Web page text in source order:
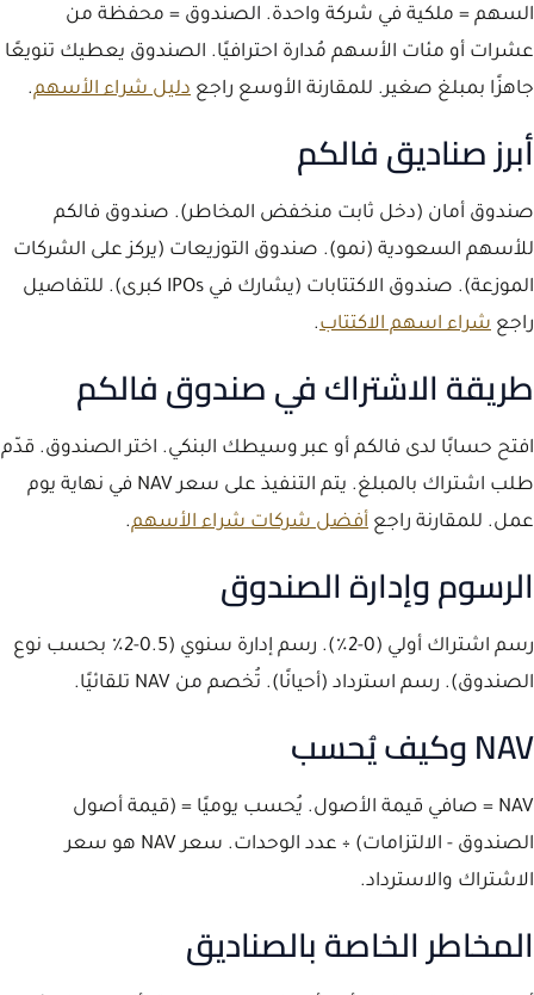
السهم = ملكية في شركة واحدة. الصندوق = محفظة من
عشرات أو مئات الأسهم مُدارة احترافيًا. الصندوق يعطيك تنويعًا
جاهزًا بمبلغ صغير. للمقارنة الأوسع راجع دليل شراء الأسهم.
أبرز صناديق فالكم
صندوق أمان (دخل ثابت منخفض المخاطر). صندوق فالكم
للأسهم السعودية (نمو). صندوق التوزيعات (يركز على الشركات
الموزعة). صندوق الاكتتابات (يشارك في IPOs كبرى). للتفاصيل
راجع شراء اسهم الاكتتاب.
طريقة الاشتراك في صندوق فالكم
افتح حسابًا لدى فالكم أو عبر وسيطك البنكي. اختر الصندوق. قدّم
طلب اشتراك بالمبلغ. يتم التنفيذ على سعر NAV في نهاية يوم
عمل. للمقارنة راجع أفضل شركات شراء الأسهم.
الرسوم وإدارة الصندوق
رسم اشتراك أولي (0-2٪). رسم إدارة سنوي (0.5-2٪ بحسب نوع
الصندوق). رسم استرداد (أحيانًا). تُخصم من NAV تلقائيًا.
NAV وكيف يُحسب
NAV = صافي قيمة الأصول. يُحسب يوميًا = (قيمة أصول
الصندوق - الالتزامات) ÷ عدد الوحدات. سعر NAV هو سعر
الاشتراك والاسترداد.
المخاطر الخاصة بالصناديق